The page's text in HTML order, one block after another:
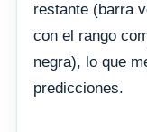
restante (barra
con el rango
negra), lo que
predicciones.